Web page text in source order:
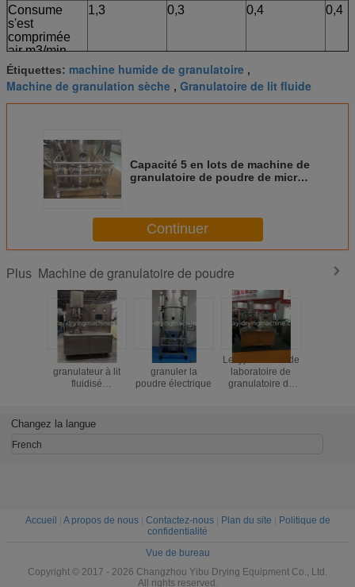
Consume
s'est
comprimée
air m3/min
1,3 0,3 0,4 0,4
Bruit, DB (A)
(la fan est installée séparément) ≤75
Dimension
hors-tout (m)
1.2x
0.6x2.1
1.25x
0.9x2.1
1.6x
0.9x2.3
Étiquettes: machine humide de granulatoire ,
Machine de granulation sèche , Granulatoire de lit fluide
Capacité 5 en lots de machine de
granulatoire de poudre de micro-
Continuer
Plus Machine de granulatoire de poudre
Sécheur et
granulateur à lit
fluidisé
Machine à
granuler la
poudre électrique
Le type source de
laboratoire de
granulatoire de
Changez la langue
French
Accueil A propos de nous| Contactez-nous| Plan du site
Politique de
confidentialité
Vue de bureau
Copyright © 2017 - 2026 Changzhou Yibu Drying Equipment Co., Ltd.
All rights reserved.